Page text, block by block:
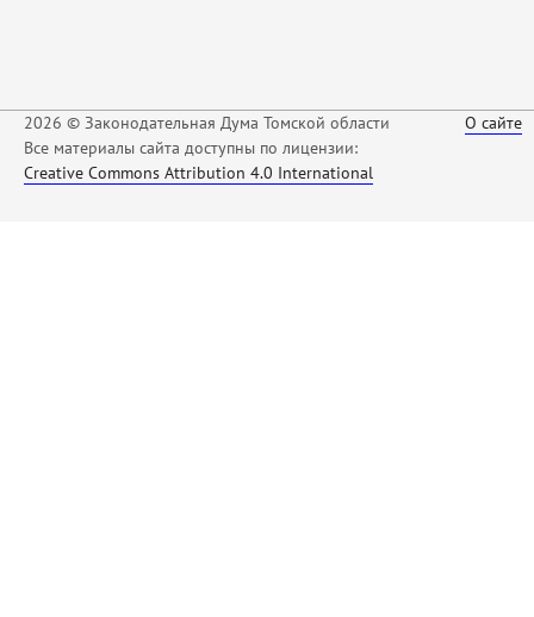
2026 © Законодательная Дума Томской области
Все материалы сайта доступны по лицензии:
Creative Commons Attribution 4.0 International
О сайте